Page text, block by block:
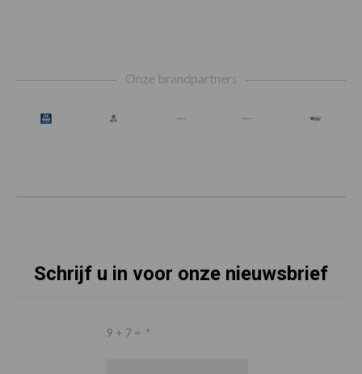
Onze brandpartners
Schrijf u in voor onze nieuwsbrief
9 + 7 = *